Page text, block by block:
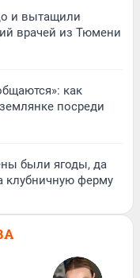
и вытащили
врачей из Тюмени
как
посреди
были ягоды, да
клубничную ферму